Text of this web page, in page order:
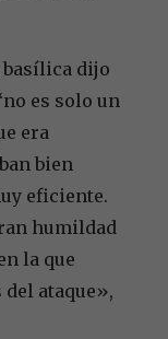
dijo
es solo un
era
bien
eficiente.
humildad
la que
ataque»,